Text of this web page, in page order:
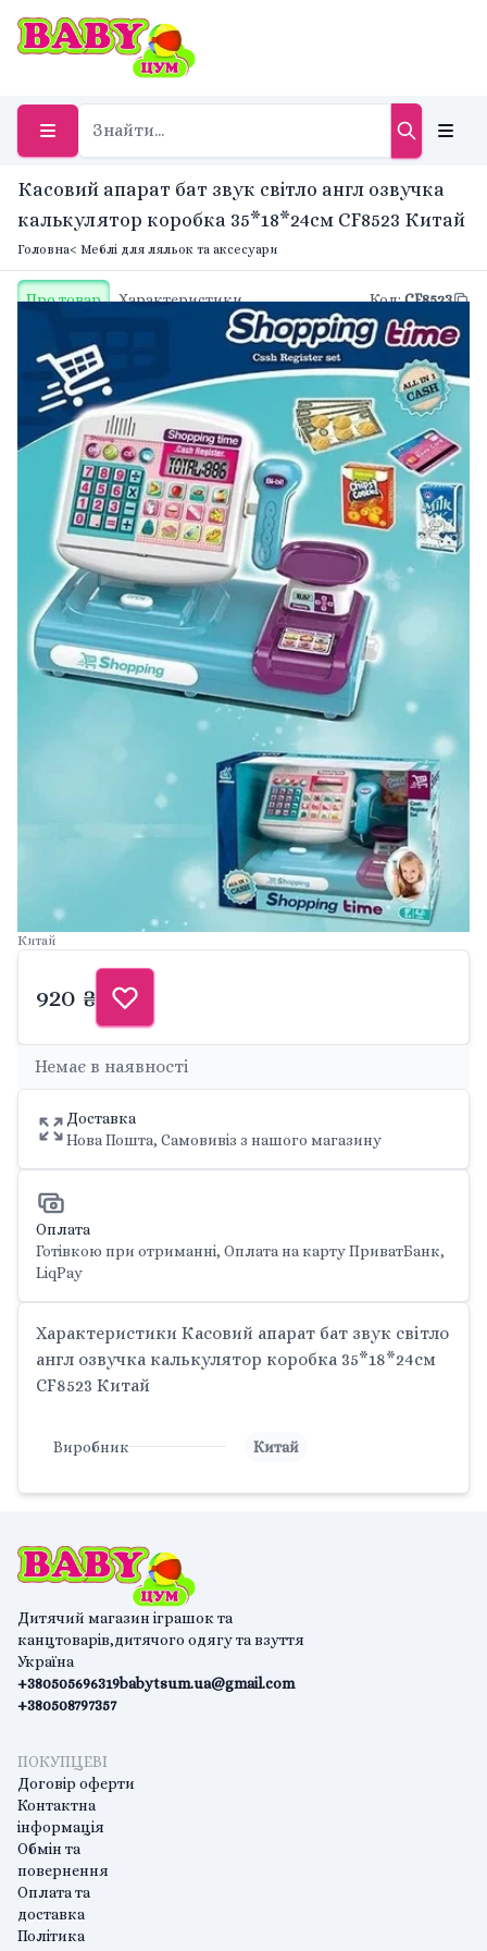
Касовий апарат бат звук світло англ озвучка
калькулятор коробка 35*18*24см CF8523 Китай
Головна< Меблі для ляльок та аксесуари
Про товар Характеристики Код:CF8523
Китай
920 ₴
Немає в наявності
Доставка
Нова Пошта, Самовивіз з нашого магазину
Оплата
Готівкою при отриманні, Оплата на карту ПриватБанк,
LiqPay
Характеристики Касовий апарат бат звук світло
англ озвучка калькулятор коробка 35*18*24см
CF8523 Китай
Виробник Китай
Дитячий магазин іграшок та
канцтоварів,дитячого одягу та взуття
Україна
+380505696319
+380508797357
babytsum.ua@gmail.com
ПОКУПЦЕВІ
Договір оферти
Контактна
інформація
Обмін та
повернення
Оплата та
доставка
Політика